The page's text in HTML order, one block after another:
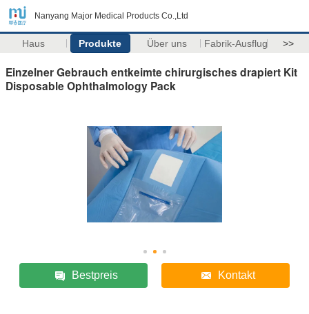
Nanyang Major Medical Products Co.,Ltd
Haus Produkte Über uns Fabrik-Ausflug >>
Einzelner Gebrauch entkeimte chirurgisches drapiert Kit
Disposable Ophthalmology Pack
Bestpreis Kontakt